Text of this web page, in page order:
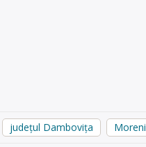
județul Dambovița Moreni